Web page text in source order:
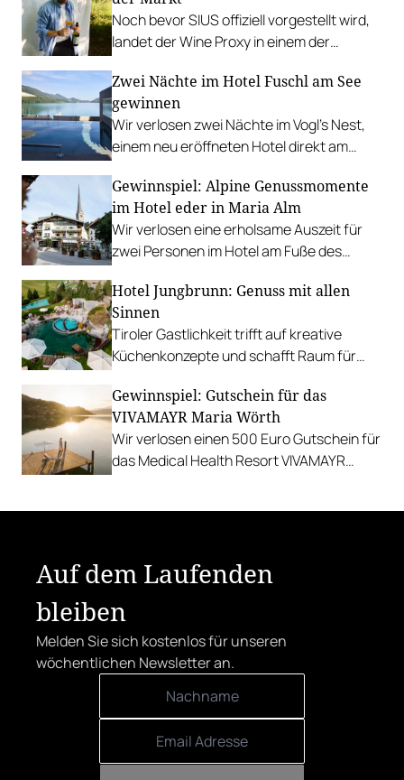
Noch bevor SIUS offiziell vorgestellt wird,
landet der Wine Proxy in einem der
Österreichs. Ein Zufall. Und irgendwie
auch keiner.
Zwei Nächte im Hotel Fuschl am See
gewinnen
Wir verlosen zwei Nächte im Vogl’s Nest,
einem neu eröffneten Hotel direkt am
Gewinnspiel: Alpine Genussmomente
im Hotel eder in Maria Alm
Wir verlosen eine erholsame Auszeit für
zwei Personen im Hotel am Fuße des
Hotel Jungbrunn: Genuss mit allen
Sinnen
Tiroler Gastlichkeit trifft auf kreative
Küchenkonzepte und schafft Raum für
Gewinnen Sie eine Auszeit in Tannheim.
Gewinnspiel: Gutschein für das
VIVAMAYR Maria Wörth
Wir verlosen einen 500 Euro Gutschein für
das Medical Health Resort VIVAMAYR
Auf dem Laufenden
bleiben
Melden Sie sich kostenlos für unseren
wöchentlichen Newsletter an.